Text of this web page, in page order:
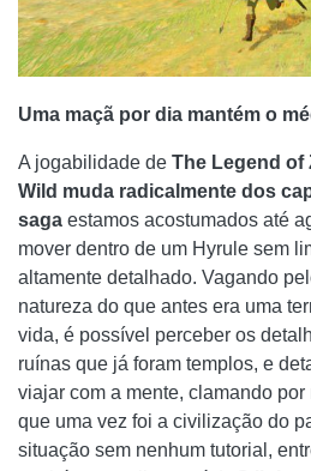
Uma maçã por dia mantém o
A jogabilidade de The Legend of
Wild muda radicalmente dos
saga estamos acostumados até
mover dentro de um Hyrule sem
altamente detalhado. Vagando
natureza do que antes era uma
vida, é possível perceber os
ruínas que já foram templos, e
viajar com a mente, clamando
que uma vez foi a civilização do
situação sem nenhum tutorial,